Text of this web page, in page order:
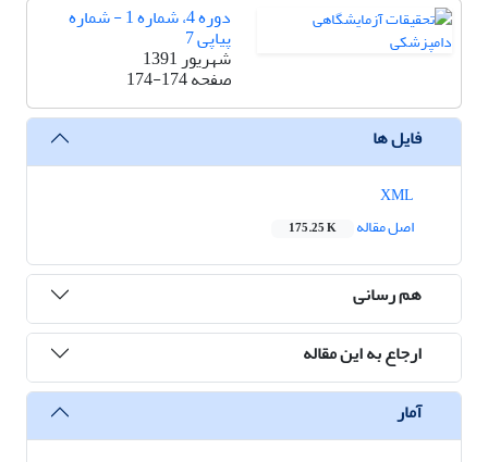
دوره 4، شماره 1 - شماره
پیاپی 7
شهریور 1391
صفحه174-174
فایل ها
اصل مقاله
175.25 K
هم رسانی
ارجاع به این مقاله
آمار